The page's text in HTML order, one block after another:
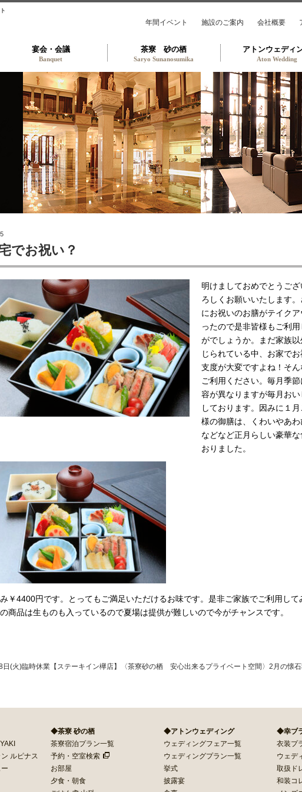
年間イベント 施設のご案内 会社概要
宴会・会議
Banquet
茶寮 砂の栖
Saryo Sunanosumika
アトンウェディ
Aton Wedding
でお祝い？
明けましておめでとうご
ろしくお願いいたします
にお祝いのお膳がテイク
ったので是非皆様もご利
がでしょうか。まだ家族
じられている中、お家で
支度が大変ですよね！そ
ご利用ください。毎月季
容が異なりますが毎月お
しております。因みに１
様の御膳は、くわいやあわ
などなど正月らしい豪華
おりました。
￥4400円です。とってもご満足いただけるお味です。是非ご家族でご利用して
商品は生ものも入っているので夏場は提供が難しいので今がチャンスです。
日(火)臨時休業【ステーキイン欅店】 〈茶寮砂の栖 安心出来るプライベート空間〉2月の懐石
ホテル TOP
組み
カレンダー
ポリシー
に基づく表記
ルピナス
◆茶寮 砂の栖
茶寮宿泊プラン一覧
予約・空室検索
お部屋
夕食・朝食
◆アトンウェディング
ウェディングフェア一覧
ウェディングプラン一覧
挙式
披露宴
◆幸ブ
衣装プ
ウェデ
取扱ド
和装コ